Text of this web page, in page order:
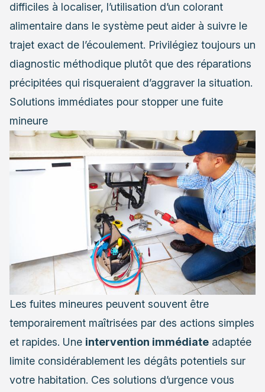
difficiles à localiser, l’utilisation d’un colorant
alimentaire dans le système peut aider à suivre le
trajet exact de l’écoulement. Privilégiez toujours un
diagnostic méthodique plutôt que des réparations
précipitées qui risqueraient d’aggraver la situation.
Solutions immédiates pour stopper une fuite
mineure
Les fuites mineures peuvent souvent être
temporairement maîtrisées par des actions simples
et rapides. Une intervention immédiate adaptée
limite considérablement les dégâts potentiels sur
votre habitation. Ces solutions d’urgence vous